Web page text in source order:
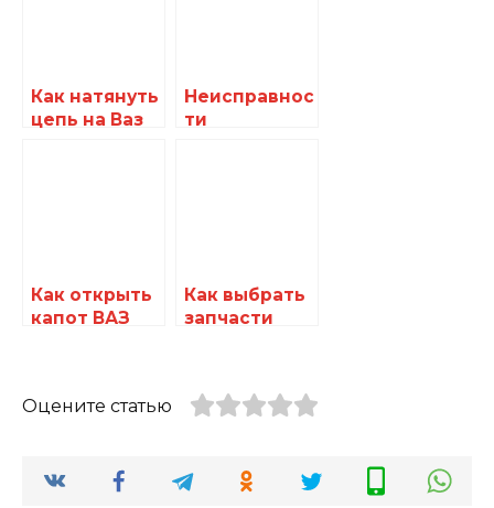
Как натянуть
цепь на Ваз
Неисправнос
ти
Как открыть
капот ВАЗ
Как выбрать
запчасти
чтобы
радовала
Оцените статью